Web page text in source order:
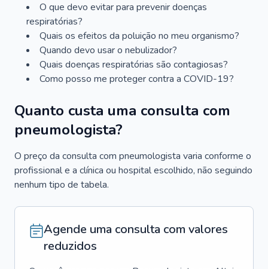
O que devo evitar para prevenir doenças
respiratórias?
Quais os efeitos da poluição no meu organismo?
Quando devo usar o nebulizador?
Quais doenças respiratórias são contagiosas?
Como posso me proteger contra a COVID-19?
Quanto custa uma consulta com
pneumologista?
O preço da consulta com pneumologista varia conforme o
profissional e a clínica ou hospital escolhido, não seguindo
nenhum tipo de tabela.
Agende uma consulta com valores
reduzidos